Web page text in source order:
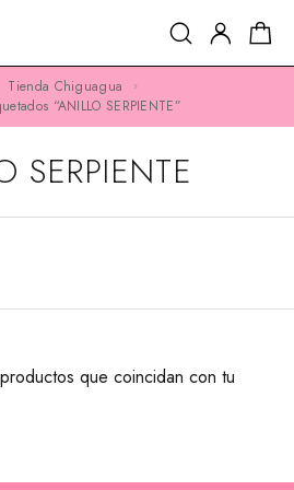
Tienda Chiguagua
“ANILLO SERPIENTE”
SERPIENTE
que coincidan con tu